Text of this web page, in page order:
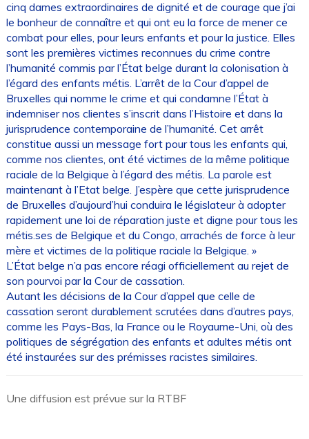
cinq dames extraordinaires de dignité et de courage que j’ai
le bonheur de connaître et qui ont eu la force de mener ce
combat pour elles, pour leurs enfants et pour la justice. Elles
sont les premières victimes reconnues du crime contre
l’humanité commis par l’État belge durant la colonisation à
l’égard des enfants métis. L’arrêt de la Cour d’appel de
Bruxelles qui nomme le crime et qui condamne l’État à
indemniser nos clientes s’inscrit dans l’Histoire et dans la
jurisprudence contemporaine de l’humanité. Cet arrêt
constitue aussi un message fort pour tous les enfants qui,
comme nos clientes, ont été victimes de la même politique
raciale de la Belgique à l’égard des métis. La parole est
maintenant à l’Etat belge. J’espère que cette jurisprudence
de Bruxelles d’aujourd’hui conduira le législateur à adopter
rapidement une loi de réparation juste et digne pour tous les
métis.ses de Belgique et du Congo, arrachés de force à leur
mère et victimes de la politique raciale la Belgique. »
L’État belge n’a pas encore réagi officiellement au rejet de
son pourvoi par la Cour de cassation.
Autant les décisions de la Cour d’appel que celle de
cassation seront durablement scrutées dans d’autres pays,
comme les Pays-Bas, la France ou le Royaume-Uni, où des
politiques de ségrégation des enfants et adultes métis ont
été instaurées sur des prémisses racistes similaires.
Une diffusion est prévue sur la RTBF